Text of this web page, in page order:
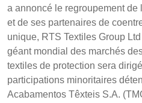
Discover
Products
DINDE
ROMANIA
a annoncé le regroupement
et de ses partenaires de
unique, RTS Textiles Group
géant mondial des marchés
textiles de protection sera
participations minoritaires
Acabamentos Têxteis S.A.